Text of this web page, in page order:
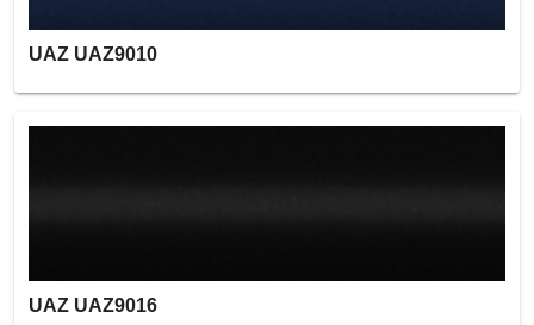
UAZ UAZ9010
UAZ UAZ9016